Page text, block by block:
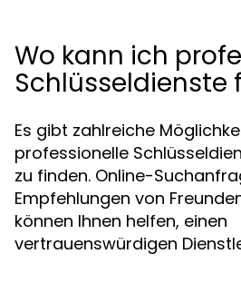
Wo kann ich
Schlüsseldienste
Es gibt zahlreiche
professionelle
zu finden. Online-
Empfehlungen von
können Ihnen helfen, einen
vertrauenswürdigen